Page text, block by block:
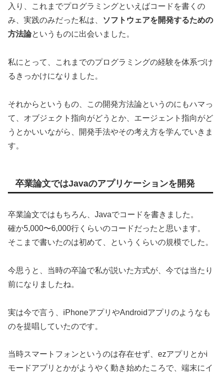
入り、これまでプログラミングといえばコードを書くの
み、実践のみだった私は、
ソフトウェアを開発するための
方法論というものに出会いました。
私にとって、これまでのプログラミングの経験を体系づけ
るきっかけになりました。
それからというもの、この開発方法論というのにもハマっ
て、オブジェクト指向がどうとか、エージェント指向がど
うとかいいながら、開発手法やその考え方を学んでいきま
す。
卒業論文ではJavaのアプリケーションを開発
卒業論文ではもちろん、Javaでコードを書きました。
確か5,000〜6,000行くらいのコードだったと思います。
そこまで書いたのは初めて、というくらいの規模でした。
今思うと、当時の卒論で私が説いた方式が、今では当たり
前になりましたね。
実は今で言う、iPhoneアプリやAndroidアプリのようなも
のを提唱していたのです。
当時スマートフォンというのは存在せず、ezアプリとかi
モードアプリとかがようやく動き始めたころで、端末にイ